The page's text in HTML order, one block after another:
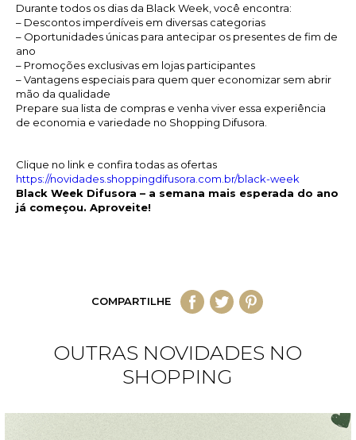
Durante todos os dias da Black Week, você encontra:
– Descontos imperdíveis em diversas categorias
– Oportunidades únicas para antecipar os presentes de fim de
ano
– Promoções exclusivas em lojas participantes
– Vantagens especiais para quem quer economizar sem abrir
mão da qualidade
Prepare sua lista de compras e venha viver essa experiência
de economia e variedade no Shopping Difusora.
Clique no link e confira todas as ofertas
https://novidades.shoppingdifusora.com.br/black-week
Black Week Difusora – a semana mais esperada do ano
já começou. Aproveite!
COMPARTILHE
OUTRAS NOVIDADES NO
SHOPPING